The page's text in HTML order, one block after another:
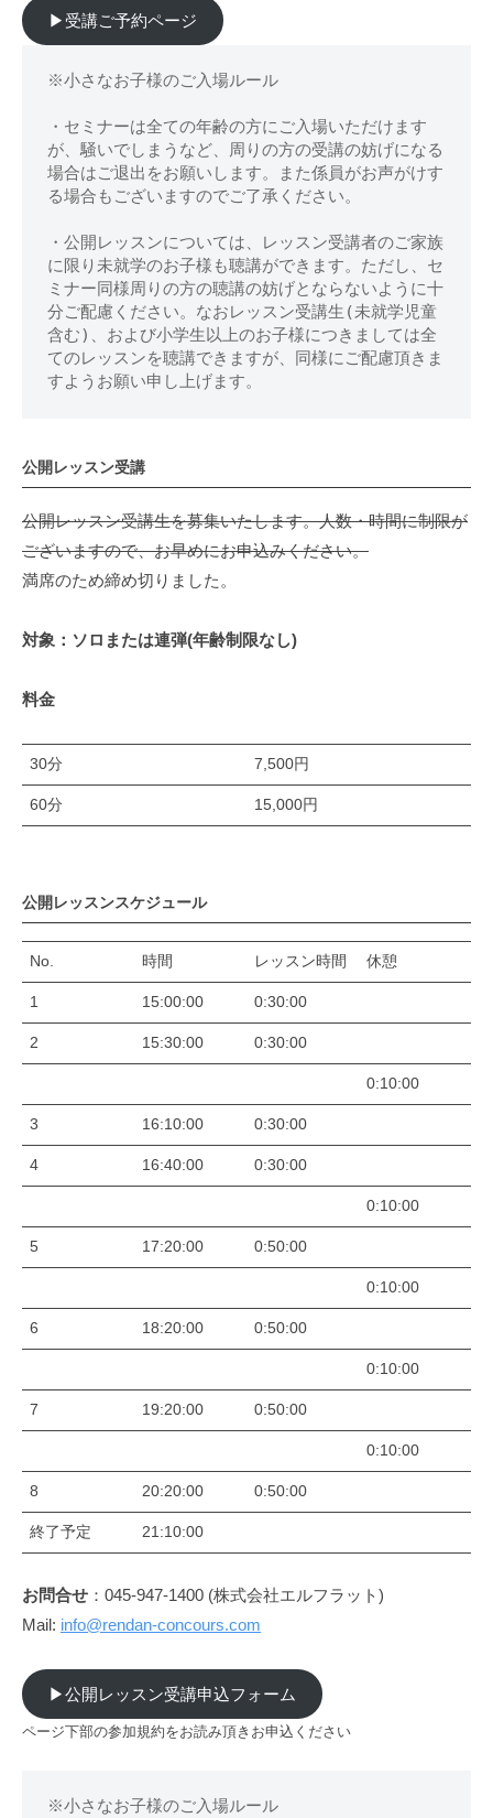
▶︎受講ご予約ページ
※小さなお子様のご入場ルール
・セミナーは全ての年齢の方にご入場いただけます
が、騒いでしまうなど、周りの方の受講の妨げになる
場合はご退出をお願いします。また係員がお声がけす
る場合もございますのでご了承ください。
・公開レッスンについては、レッスン受講者のご家族
に限り未就学のお子様も聴講ができます。ただし、セ
ミナー同様周りの方の聴講の妨げとならないように十
分ご配慮ください。なおレッスン受講生(未就学児童
含む)、および小学生以上のお子様につきましては全
てのレッスンを聴講できますが、同様にご配慮頂きま
すようお願い申し上げます。
公開レッスン受講
公開レッスン受講生を募集いたします。人数・時間に制限が
ございますので、お早めにお申込みください。
満席のため締め切りました。
対象：ソロまたは連弾(年齢制限なし)
料金
30分 7,500円
60分 15,000円
公開レッスンスケジュール
No. 時間 レッスン時間 休憩
1 15:00:00 0:30:00
2 15:30:00 0:30:00
0:10:00
3 16:10:00 0:30:00
4 16:40:00 0:30:00
0:10:00
5 17:20:00 0:50:00
0:10:00
6 18:20:00 0:50:00
0:10:00
7 19:20:00 0:50:00
0:10:00
8 20:20:00 0:50:00
終了予定 21:10:00
お問合せ ：045-947-1400 (株式会社エルフラット)
Mail: info@rendan-concours.com
▶︎公開レッスン受講申込フォーム
ページ下部の参加規約をお読み頂きお申込ください
※小さなお子様のご入場ルール